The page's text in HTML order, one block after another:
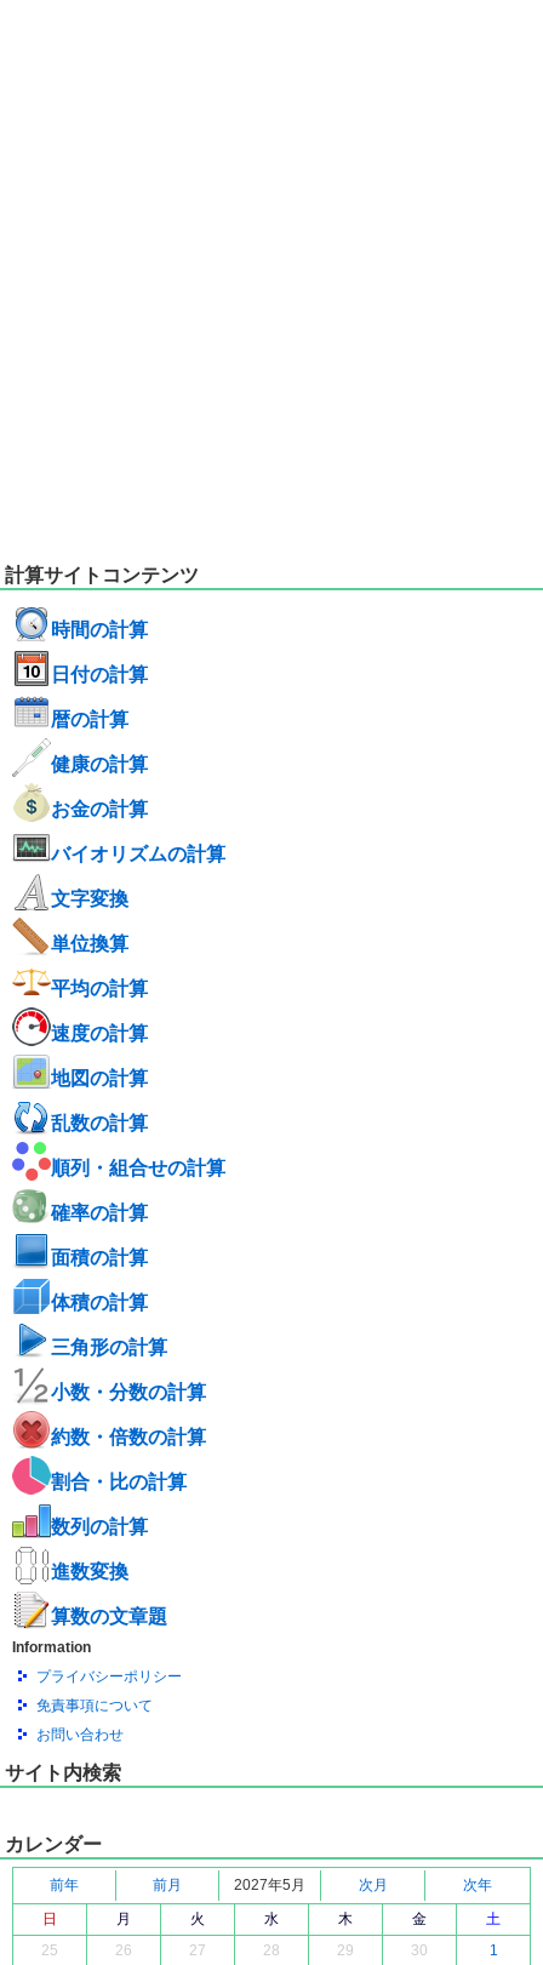
計算サイトコンテンツ
時間の計算
日付の計算
暦の計算
健康の計算
お金の計算
バイオリズムの計算
文字変換
単位換算
平均の計算
速度の計算
地図の計算
乱数の計算
順列・組合せの計算
確率の計算
面積の計算
体積の計算
三角形の計算
小数・分数の計算
約数・倍数の計算
割合・比の計算
数列の計算
進数変換
算数の文章題
Information
プライバシーポリシー
免責事項について
お問い合わせ
サイト内検索
カレンダー
前年 前月 2027年5月 次月
次年
日
月 火 水 木 金
土
25
26 27 28 29 30 1